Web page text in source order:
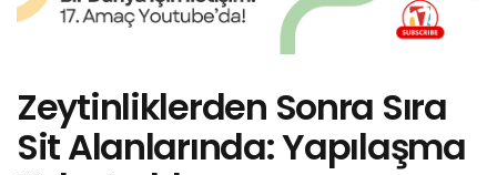
Zeytinliklerden Sonra Sıra
Sit Alanlarında: Yapılaşma